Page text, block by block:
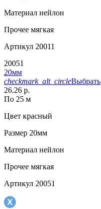
Материал нейлон
Прочее мягкая
Артикул 20011
20051
20мм
checkmark_alt_circleВыбрать
26.26 р.
По 25 м
Цвет красный
Размер 20мм
Материал нейлон
Прочее мягкая
Артикул 20051